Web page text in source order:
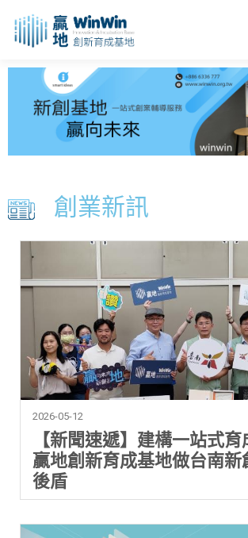
關於我們 創業資源
空間租用
創業新訊
2026-05-12
【新聞速遞】建構一站式育
贏地創新育成基地做台南新
後盾